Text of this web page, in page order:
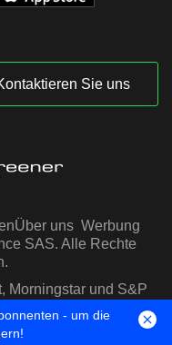
Sie uns
Über uns Werbung
SAS. Alle Rechte
Morningstar und S&P
gestellt- um die